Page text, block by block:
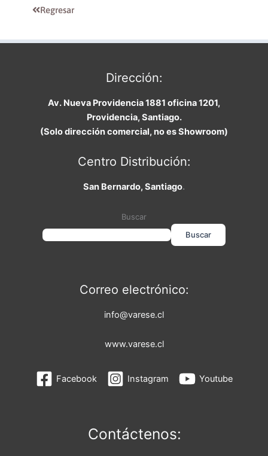
Regresar
Dirección:
Av. Nueva Providencia 1881 oficina 1201,
Providencia, Santiago.
(Solo dirección comercial, no es Showroom)
Centro Distribución:
San Bernardo, Santiago.
Buscar
Buscar
Correo electrónico:
info@varese.cl
www.varese.cl
Facebook Instagram Youtube
Contáctenos: